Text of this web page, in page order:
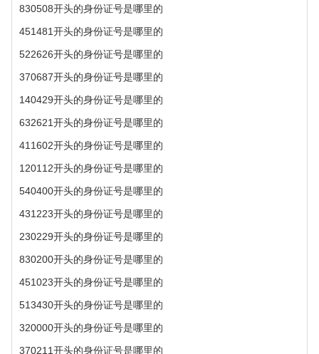
830508开头的身份证号是哪里的
451481开头的身份证号是哪里的
522626开头的身份证号是哪里的
370687开头的身份证号是哪里的
140429开头的身份证号是哪里的
632621开头的身份证号是哪里的
411602开头的身份证号是哪里的
120112开头的身份证号是哪里的
540400开头的身份证号是哪里的
431223开头的身份证号是哪里的
230229开头的身份证号是哪里的
830200开头的身份证号是哪里的
451023开头的身份证号是哪里的
513430开头的身份证号是哪里的
320000开头的身份证号是哪里的
370211开头的身份证号是哪里的